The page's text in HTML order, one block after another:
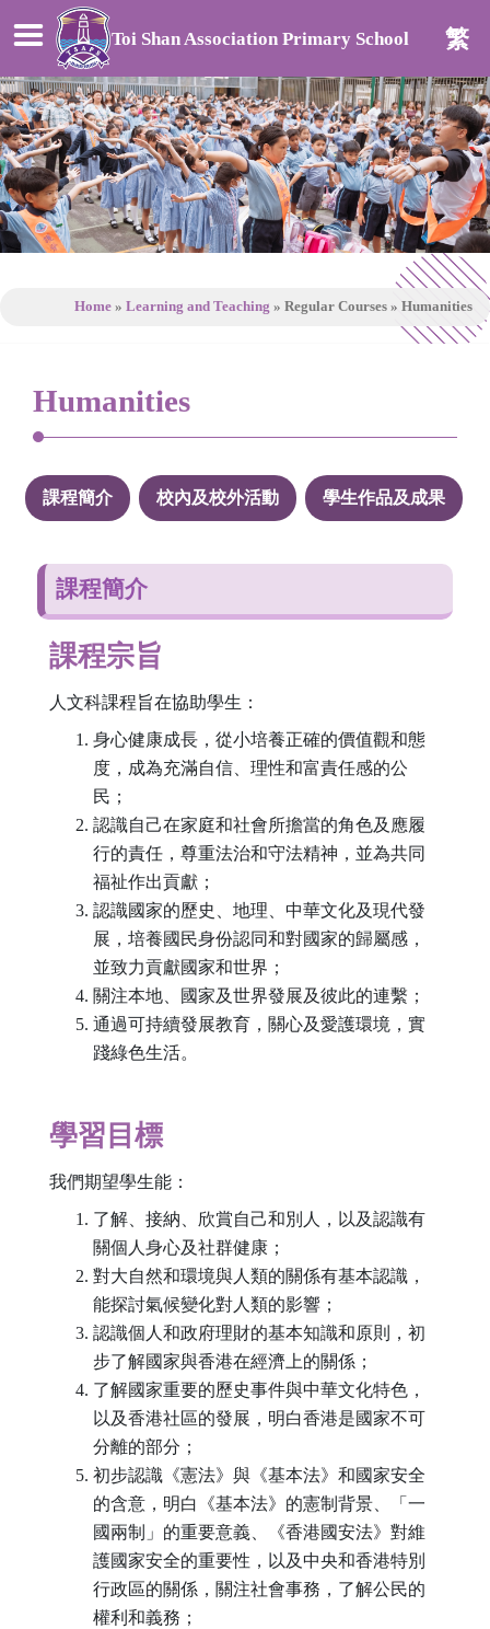
Toi Shan Association Primary School 繁
Home » Learning and Teaching » Regular Courses » Humanities
Humanities
課程簡介 校內及校外活動 學生作品及成果
課程簡介
課程宗旨
人文科課程旨在協助學生：
身心健康成長，從小培養正確的價值觀和態
度，成為充滿自信、理性和富責任感的公
民；
認識自己在家庭和社會所擔當的角色及應履
行的責任，尊重法治和守法精神，並為共同
福祉作出貢獻；
認識國家的歷史、地理、中華文化及現代發
展，培養國民身份認同和對國家的歸屬感，
並致力貢獻國家和世界；
關注本地、國家及世界發展及彼此的連繫；
通過可持續發展教育，關心及愛護環境，實
踐綠色生活。
學習目標
我們期望學生能：
了解、接納、欣賞自己和別人，以及認識有
關個人身心及社群健康；
對大自然和環境與人類的關係有基本認識，
能探討氣候變化對人類的影響；
認識個人和政府理財的基本知識和原則，初
步了解國家與香港在經濟上的關係；
了解國家重要的歷史事件與中華文化特色，
以及香港社區的發展，明白香港是國家不可
分離的部分；
初步認識《憲法》與《基本法》和國家安全
的含意，明白《基本法》的憲制背景、「一
國兩制」的重要意義、《香港國安法》對維
護國家安全的重要性，以及中央和香港特別
行政區的關係，關注社會事務，了解公民的
權利和義務；